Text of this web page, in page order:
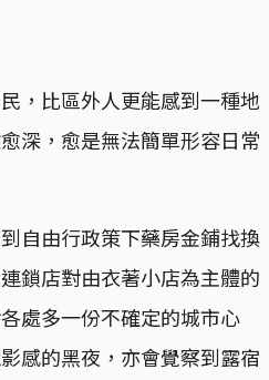
，比區外人更能感到一種地
深，愈是無法簡單形容日常
自由行政策下藥房金鋪找換
鎖店對由衣著小店為主體的
處多一份不確定的城市心
感的黑夜，亦會覺察到露宿